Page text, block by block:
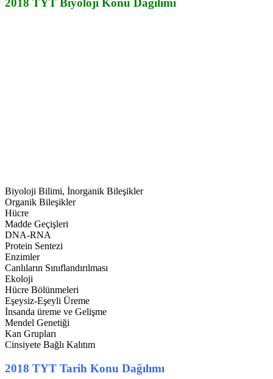
2018 TYT Biyoloji Konu Dağılımı
Biyoloji Bilimi, İnorganik Bileşikler
Organik Bileşikler
Hücre
Madde Geçişleri
DNA-RNA
Protein Sentezi
Enzimler
Canlıların Sınıflandırılması
Ekoloji
Hücre Bölünmeleri
Eşeysiz-Eşeyli Üreme
İnsanda üreme ve Gelişme
Mendel Genetiği
Kan Grupları
Cinsiyete Bağlı Kalıtım
2018 TYT Tarih Konu Dağılımı